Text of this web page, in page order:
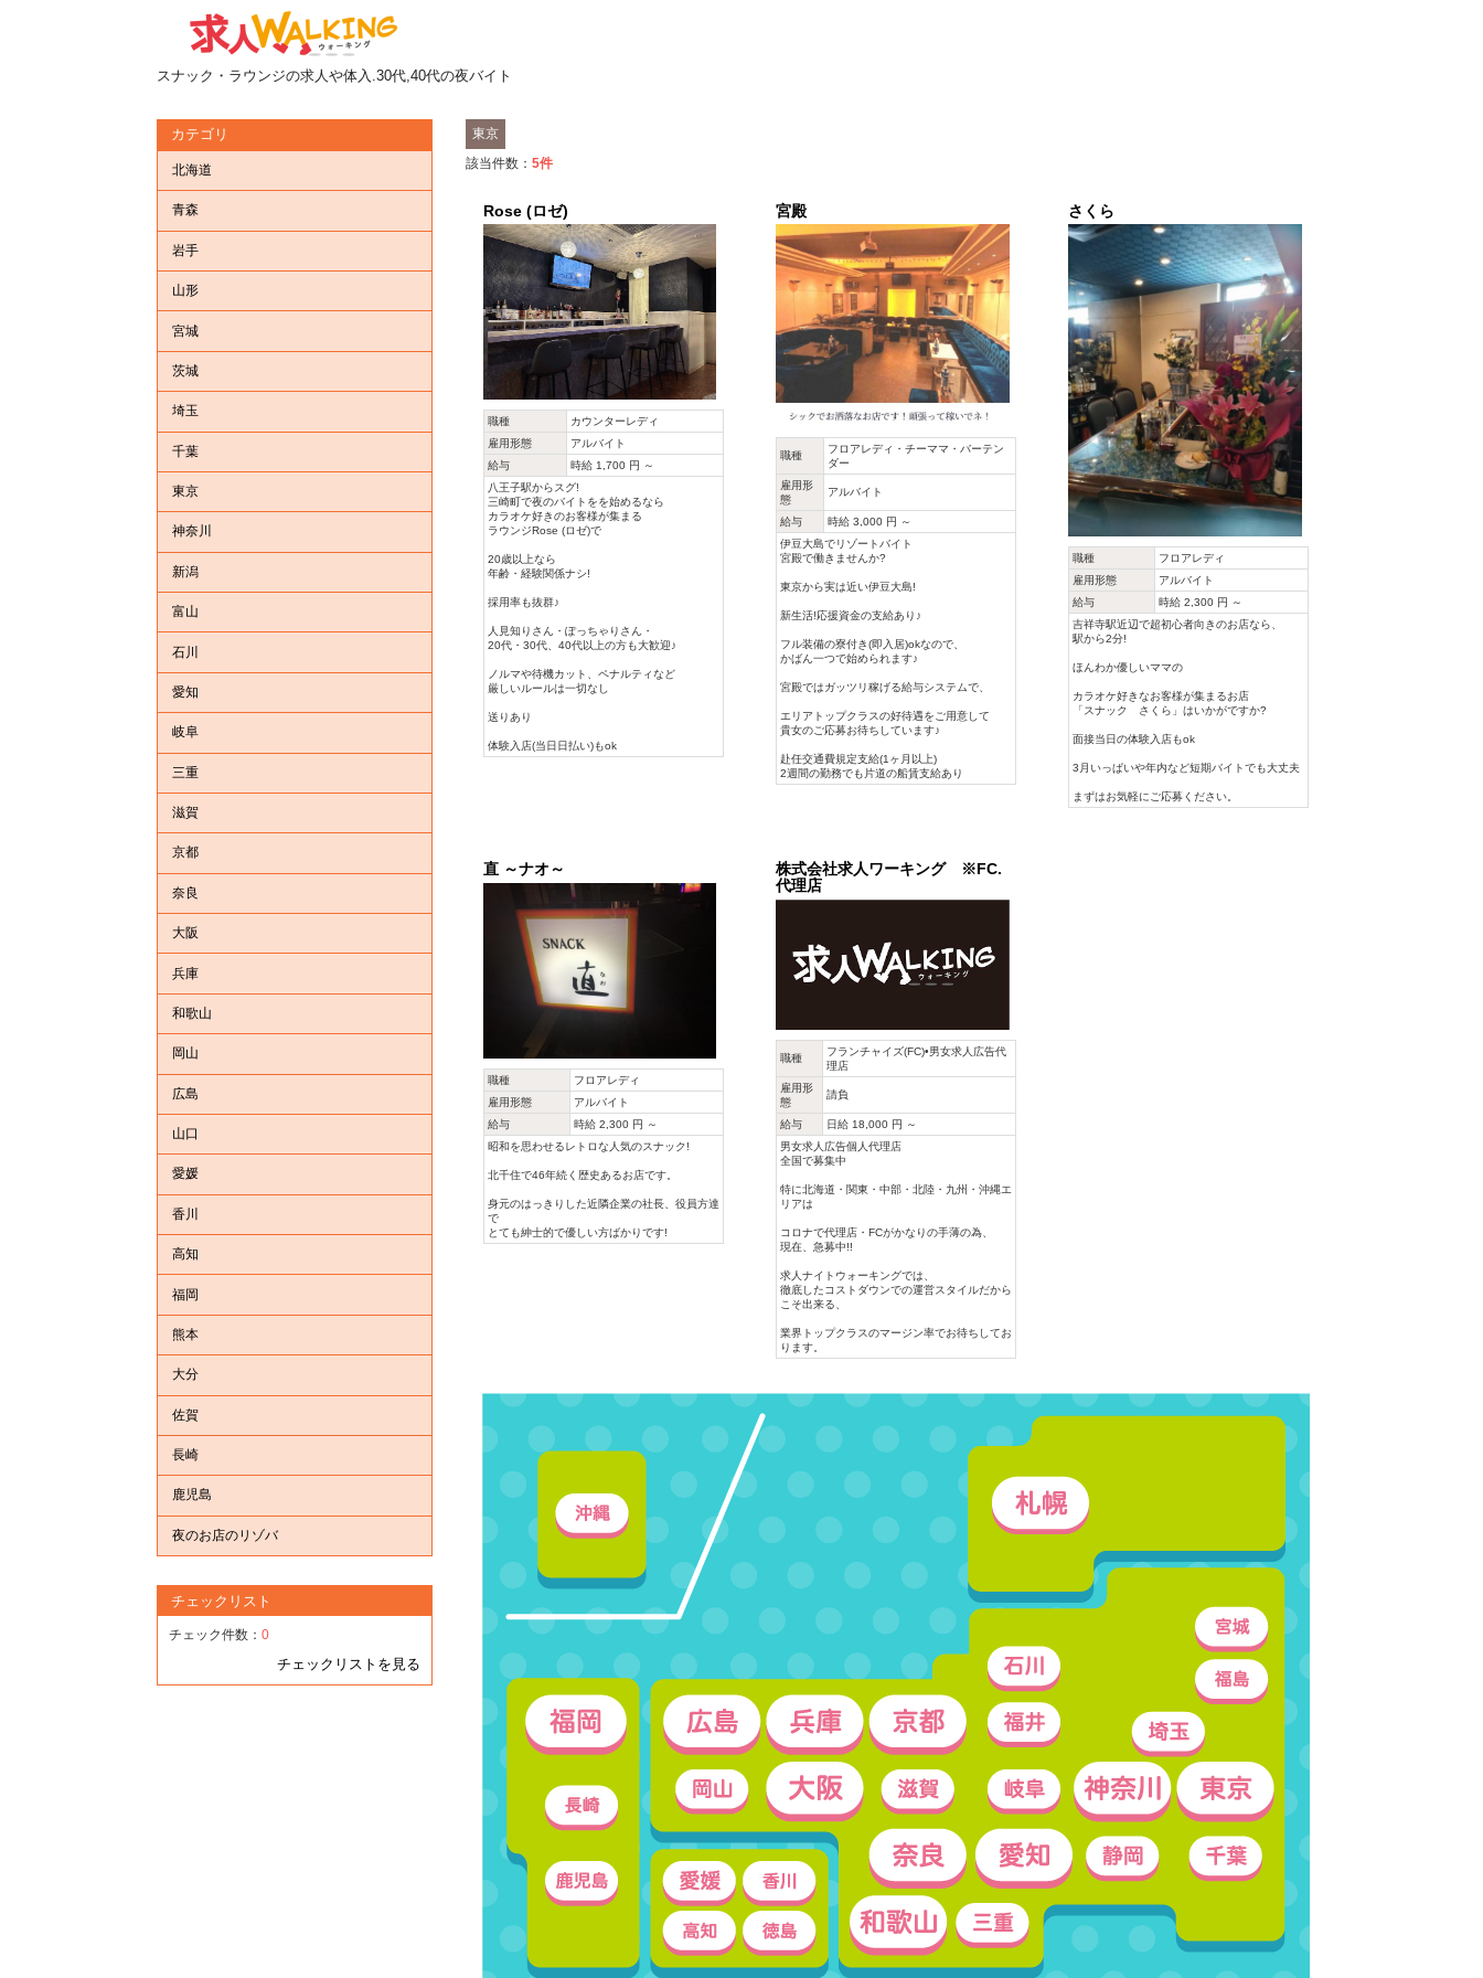
スナック・ラウンジの求人や体入.30代,40代の夜バイト
東京
該当件数： 5件
Rose (ロゼ)
職種
カウンターレディ
雇用形態
アルバイト
給与
時給 1,700 円 ～
八王子駅からスグ!
三崎町で夜のバイトをを始めるなら
カラオケ好きのお客様が集まる
ラウンジRose (ロゼ)で
20歳以上なら
年齢・経験関係ナシ!
採用率も抜群♪
人見知りさん・ぽっちゃりさん・
20代・30代、40代以上の方も大歓迎♪
ノルマや待機カット、ペナルティなど
厳しいルールは一切なし
送りあり
体験入店(当日日払い)もok
宮殿
職種
フロアレディ・チーママ・バーテン
ダー
雇用形
態
アルバイト
給与
時給 3,000 円 ～
伊豆大島でリゾートバイト
宮殿で働きませんか?
東京から実は近い伊豆大島!
新生活!応援資金の支給あり♪
フル装備の寮付き(即入居)okなので、
かばん一つで始められます♪
宮殿ではガッツリ稼げる給与システムで、
エリアトップクラスの好待遇をご用意して
貴女のご応募お待ちしています♪
赴任交通費規定支給(1ヶ月以上)
2週間の勤務でも片道の船賃支給あり
さくら
職種
フロアレディ
雇用形態
アルバイト
給与
時給 2,300 円 ～
吉祥寺駅近辺で超初心者向きのお店なら、
駅から2分!
ほんわか優しいママの
カラオケ好きなお客様が集まるお店
「スナック さくら」はいかがですか?
面接当日の体験入店もok
3月いっぱいや年内など短期バイトでも大丈夫
まずはお気軽にご応募ください。
直 ～ナオ～
職種
フロアレディ
雇用形態
アルバイト
給与
時給 2,300 円 ～
昭和を思わせるレトロな人気のスナック!
北千住で46年続く歴史あるお店です。
身元のはっきりした近隣企業の社長、役員方達
で
とても紳士的で優しい方ばかりです!
株式会社求人ワーキング ※FC.
代理店
職種
フランチャイズ(FC)•男女求人広告代
理店
雇用形
態
請負
給与
日給 18,000 円 ～
男女求人広告個人代理店
全国で募集中
特に北海道・関東・中部・北陸・九州・沖縄エ
リアは
コロナで代理店・FCがかなりの手薄の為、
現在、急募中!!
求人ナイトウォーキングでは、
徹底したコストダウンでの運営スタイルだから
こそ出来る、
業界トップクラスのマージン率でお待ちしてお
ります。
カテゴリ
北海道
青森
岩手
山形
宮城
茨城
埼玉
千葉
東京
神奈川
新潟
富山
石川
愛知
岐阜
三重
滋賀
京都
奈良
大阪
兵庫
和歌山
岡山
広島
山口
愛媛
香川
高知
福岡
熊本
大分
佐賀
長崎
鹿児島
夜のお店のリゾバ
チェックリスト
チェック件数： 0
チェックリストを見る